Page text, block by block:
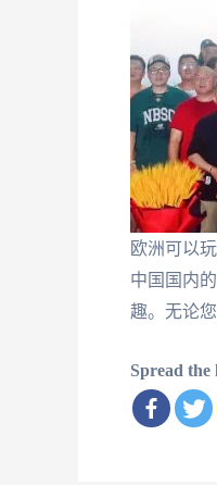
欧洲可以
中国国内
趣。无论
Spread the